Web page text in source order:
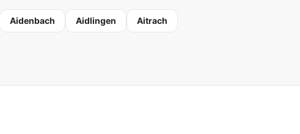
Aidenbach Aidlingen Aitrach